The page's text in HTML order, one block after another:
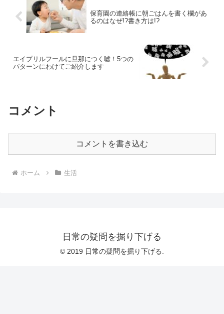
保育園の連絡帳に朝ごはんを書く欄があ
るのはなぜ!?書き方は!?
エイプリルフールに旦那につく嘘！5つの
パターンにわけてご紹介します
コメント
コメントを書き込む
ホーム 生活
日常の疑問を掘り下げる
© 2019 日常の疑問を掘り下げる.